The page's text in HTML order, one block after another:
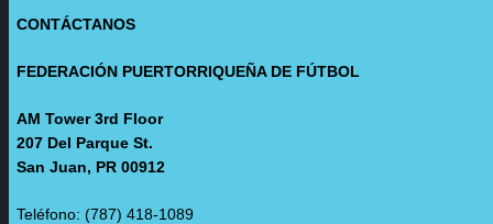
CONTÁCTANOS
FEDERACIÓN PUERTORRIQUEÑA DE FÚTBOL
AM Tower 3rd Floor
207 Del Parque St.
San Juan, PR 00912
Teléfono: (787) 418-1089